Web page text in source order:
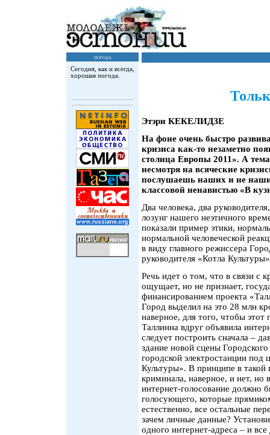
погода
Сегодня, как и всегда,
хорошая погода.
Этэри КЕКЕЛИДЗЕ
На фоне очень быстро
кризиса как-то незаметно
столица Европы 2011». А
несмотря на всяческие
послушаешь наших и не
классовой ненавистью «В
Два человека, два
лозунг нашего неэтичного
показали пример этики,
нормальной человеческой
в виду главного режиссера
руководителя «Котла
Речь идет о том, что в связи с
ощущает, но не признает,
финансированием проекта
Город выделил на это 28 млн
наверное, для того, чтобы этот
Таллинна вдруг объявила
следует построить сначала –
здание новой сцены
городской электростанции под
Культуры». В принципе в такой
криминала, наверное, и нет, но
интернет-голосование должно
голосующего, которые
естественно, все остальные
зачем личные данные?
одного интернет-адреса – и все